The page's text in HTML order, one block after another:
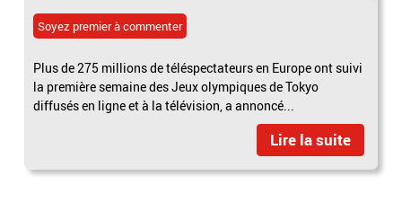
Soyez premier à commenter
Plus de 275 millions de téléspectateurs en Europe ont suivi
la première semaine des Jeux olympiques de Tokyo
diffusés en ligne et à la télévision, a annoncé...
Lire la suite